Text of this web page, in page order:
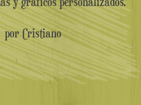
por Cristiano